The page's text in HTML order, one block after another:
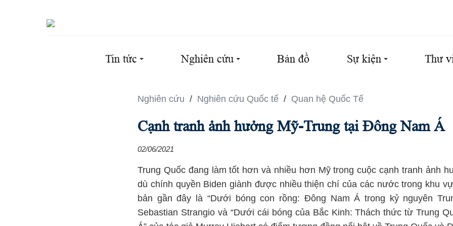
Tin tức Nghiên cứu Bản đồ Sự kiện Thư
Nghiên cứu / Nghiên cứu Quốc tế / Quan hệ Quốc Tế
Cạnh tranh ảnh hưởng Mỹ-Trung tại Đông Nam Á
02/06/2021
Trung Quốc đang làm tốt hơn và nhiều hơn Mỹ trong cuộc cạnh tranh ảnh
dù chính quyền Biden giành được nhiều thiện chí của các nước trong khu
bản gần đây là “Dưới bóng con rồng: Đông Nam Á trong kỷ nguyên
Sebastian Strangio và “Dưới cái bóng của Bắc Kinh: Thách thức từ Trung